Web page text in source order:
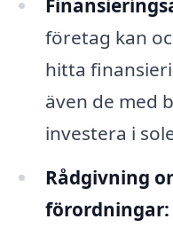
företag kan
hitta
även de med
investera i
Rådgivning
förordningar: